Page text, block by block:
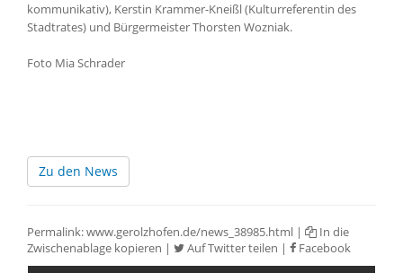
kommunikativ), Kerstin Krammer-Kneißl (Kulturreferentin des
Stadtrates) und Bürgermeister Thorsten Wozniak.
Foto Mia Schrader
Zu den News
Permalink:www.gerolzhofen.de/news_38985.html |
In die
Zwischenablage kopieren | Auf Twitter teilen | Facebook